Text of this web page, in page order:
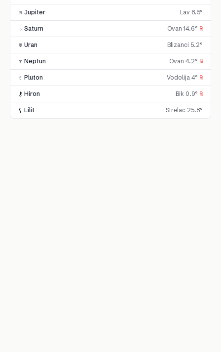
♃ Jupiter Lav 8.5°
♄ Saturn Ovan 14.6° ℞
♅ Uran Blizanci 5.2°
♆ Neptun Ovan 4.2° ℞
♇ Pluton Vodolija 4° ℞
⚷ Hiron Bik 0.9° ℞
⚸ Lilit Strelac 25.8°